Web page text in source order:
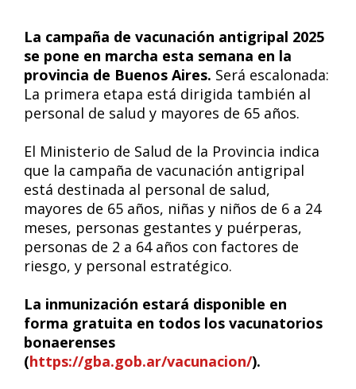
La campaña de vacunación antigripal 2025
se pone en marcha esta semana en la
provincia de Buenos Aires. Será escalonada:
La primera etapa está dirigida también al
personal de salud y mayores de 65 años.
El Ministerio de Salud de la Provincia indica
que la campaña de vacunación antigripal
está destinada al personal de salud,
mayores de 65 años, niñas y niños de 6 a 24
meses, personas gestantes y puérperas,
personas de 2 a 64 años con factores de
riesgo, y personal estratégico.
La inmunización estará disponible en
forma gratuita en todos los vacunatorios
bonaerenses
(https://gba.gob.ar/vacunacion/).